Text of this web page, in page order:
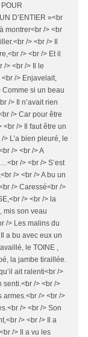
D’ENTIER »<br
montrer<br /> <br
/> <br /> Il
/> <br /> Et il
/> <br /> Il le
/> Enjavelait,
Comme si un beau
/> Il n’avait rien
/> Car pour être
/> Il faut être un
L’a bien pleuré, le
/> <br /> A
/> <br /> S’est
/> <br /> A bu un
/> Caressé<br />
/> <br /> la
mis son veau
/> Les malins du
a bu avec eux un
le TOINE ,
la jambe tiraillée.
ait ralenti<br />
senti.<br /> <br />
armes.<br /> <br />
/> <br /> Son
/> <br /> Il a
/> Il a vu les